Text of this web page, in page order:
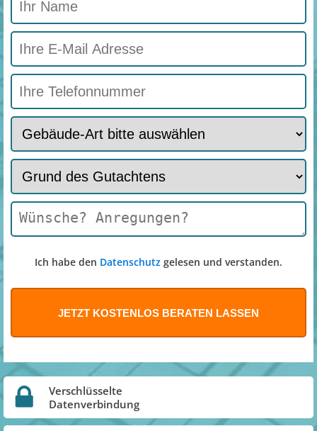
Ich habe den Datenschutz gelesen und verstanden.
Verschlüsselte
Datenverbindung